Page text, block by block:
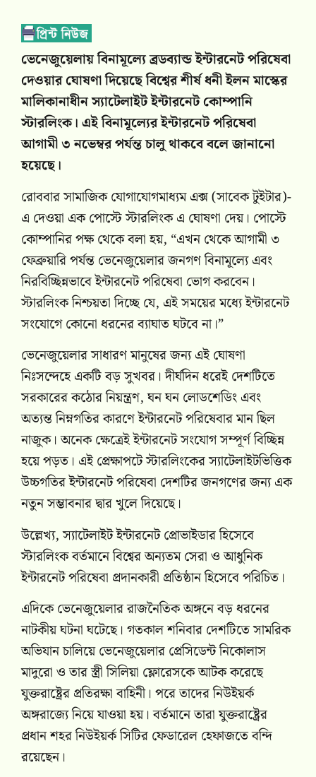
ভেনেজুয়েলায় বিনামূল্যে ব্রডব্যান্ড ইন্টারনেট পরিষেবা
দেওয়ার ঘোষণা দিয়েছে বিশ্বের শীর্ষ ধনী ইলন মাস্কের
মালিকানাধীন স্যাটেলাইট ইন্টারনেট কোম্পানি
স্টারলিংক। এই বিনামূল্যের ইন্টারনেট পরিষেবা
আগামী ৩ নভেম্বর পর্যন্ত চালু থাকবে বলে জানানো
হয়েছে।
রোববার সামাজিক যোগাযোগমাধ্যম এক্স (সাবেক টুইটার)-
এ দেওয়া এক পোস্টে স্টারলিংক এ ঘোষণা দেয়। পোস্টে
কোম্পানির পক্ষ থেকে বলা হয়, “এখন থেকে আগামী ৩
ফেব্রুয়ারি পর্যন্ত ভেনেজুয়েলার জনগণ বিনামূল্যে এবং
নিরবিচ্ছিন্নভাবে ইন্টারনেট পরিষেবা ভোগ করবেন।
স্টারলিংক নিশ্চয়তা দিচ্ছে যে, এই সময়ের মধ্যে ইন্টারনেট
সংযোগে কোনো ধরনের ব্যাঘাত ঘটবে না।”
ভেনেজুয়েলার সাধারণ মানুষের জন্য এই ঘোষণা
নিঃসন্দেহে একটি বড় সুখবর। দীর্ঘদিন ধরেই দেশটিতে
সরকারের কঠোর নিয়ন্ত্রণ, ঘন ঘন লোডশেডিং এবং
অত্যন্ত নিম্নগতির কারণে ইন্টারনেট পরিষেবার মান ছিল
নাজুক। অনেক ক্ষেত্রেই ইন্টারনেট সংযোগ সম্পূর্ণ বিচ্ছিন্ন
হয়ে পড়ত। এই প্রেক্ষাপটে স্টারলিংকের স্যাটেলাইটভিত্তিক
উচ্চগতির ইন্টারনেট পরিষেবা দেশটির জনগণের জন্য এক
নতুন সম্ভাবনার দ্বার খুলে দিয়েছে।
উল্লেখ্য, স্যাটেলাইট ইন্টারনেট প্রোভাইডার হিসেবে
স্টারলিংক বর্তমানে বিশ্বের অন্যতম সেরা ও আধুনিক
ইন্টারনেট পরিষেবা প্রদানকারী প্রতিষ্ঠান হিসেবে পরিচিত।
এদিকে ভেনেজুয়েলার রাজনৈতিক অঙ্গনে বড় ধরনের
নাটকীয় ঘটনা ঘটেছে। গতকাল শনিবার দেশটিতে সামরিক
অভিযান চালিয়ে ভেনেজুয়েলার প্রেসিডেন্ট নিকোলাস
মাদুরো ও তার স্ত্রী সিলিয়া ফ্লোরেসকে আটক করেছে
যুক্তরাষ্ট্রের প্রতিরক্ষা বাহিনী। পরে তাদের নিউইয়র্ক
অঙ্গরাজ্যে নিয়ে যাওয়া হয়। বর্তমানে তারা যুক্তরাষ্ট্রের
প্রধান শহর নিউইয়র্ক সিটির ফেডারেল হেফাজতে বন্দি
রয়েছেন।